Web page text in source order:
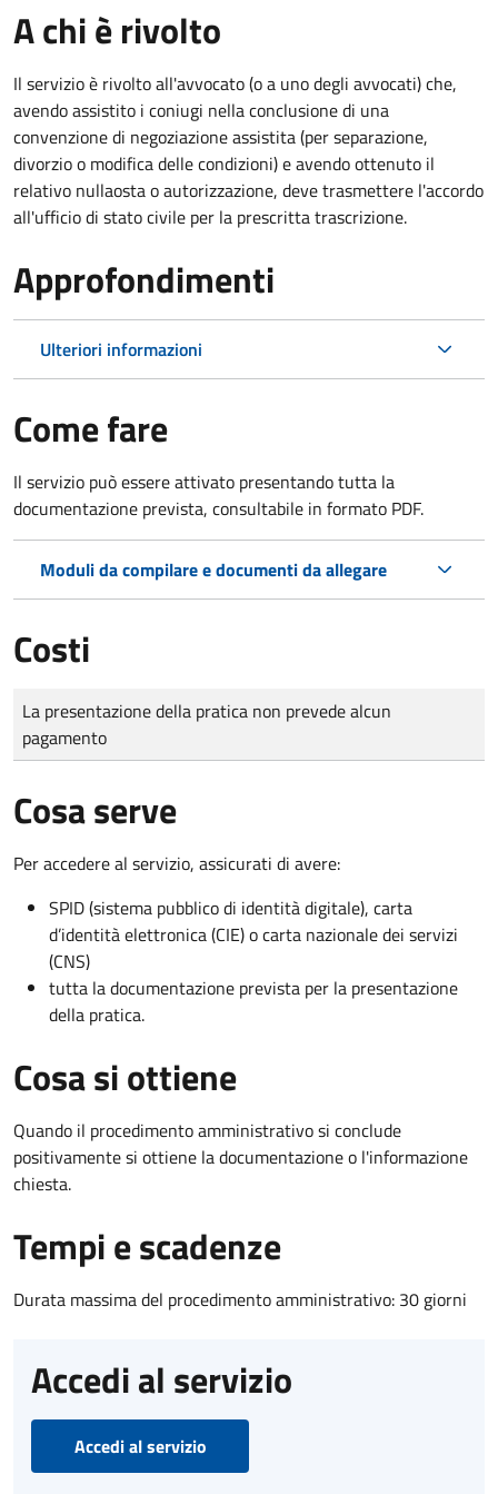
A chi è rivolto
Il servizio è rivolto all'avvocato (o a uno degli avvocati) che,
avendo assistito i coniugi nella conclusione di una
convenzione di negoziazione assistita (per separazione,
divorzio o modifica delle condizioni) e avendo ottenuto il
relativo nullaosta o autorizzazione, deve trasmettere l'accordo
all'ufficio di stato civile per la prescritta trascrizione.
Approfondimenti
Ulteriori informazioni
Come fare
Il servizio può essere attivato presentando tutta la
documentazione prevista, consultabile in formato PDF.
Moduli da compilare e documenti da allegare
Costi
Tipo di pagamento
Importo
La presentazione della pratica non prevede alcun
pagamento
Cosa serve
Per accedere al servizio, assicurati di avere:
SPID (sistema pubblico di identità digitale), carta
d’identità elettronica (CIE) o carta nazionale dei servizi
(CNS)
tutta la documentazione prevista per la presentazione
della pratica.
Cosa si ottiene
Quando il procedimento amministrativo si conclude
positivamente si ottiene la documentazione o l'informazione
chiesta.
Tempi e scadenze
Durata massima del procedimento amministrativo: 30 giorni
Accedi al servizio
Accedi al servizio